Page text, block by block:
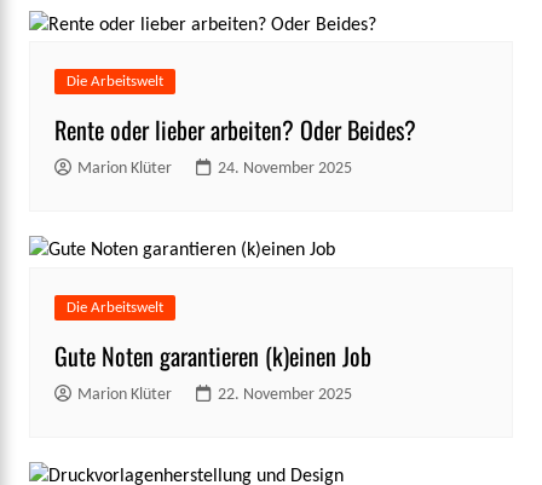
Die Arbeitswelt
Rente oder lieber arbeiten? Oder Beides?
Marion Klüter 24. November 2025
Die Arbeitswelt
Gute Noten garantieren (k)einen Job
Marion Klüter 22. November 2025